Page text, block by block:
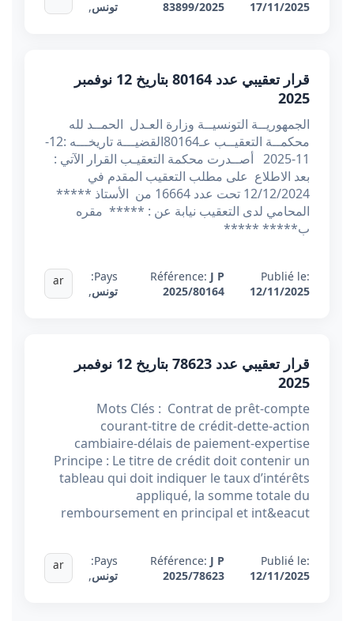
17/11/2025
83899/2025 تونس,
قرار تعقيبي عدد 80164 بتاريخ 12 نوفمبر
2025
الجمهوريــة التونسيــة وزارة العـدل الحمــد لله
محكمــة التعقيــب عـ80164القضيـــة تاريخـــه :12-
11-2025 أصــدرت محكمة التعقيـب القرار الآتي :
بعد الاطلاع على مطلب التعقيب المقدم في
12/12/2024 تحت عدد 16664 من الأستاذ *****
المحامي لدى التعقيب نيابة عن : ***** مقره
ب***** *****
Publié le:
12/11/2025
Référence: J P
2025/80164
Pays:
تونس,
ar
قرار تعقيبي عدد 78623 بتاريخ 12 نوفمبر
2025
Mots Clés : Contrat de prêt-compte
courant-titre de crédit-dette-action
cambiaire-délais de paiement-expertise
Principe : Le titre de crédit doit contenir un
tableau qui doit indiquer le taux d’intérêts
appliqué, la somme totale du
remboursement en principal et int&eacut
Publié le:
12/11/2025
Référence: J P
2025/78623
Pays:
تونس,
ar